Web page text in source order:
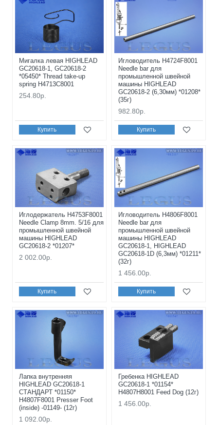
Мигалка левая HIGHLEAD
GC20618-1, GC20618-2
*05450* Thread take-up
spring H4713C8001
254.80р.
Купить
Игловодитель H4724F8001
Needle bar для
промышленной швейной
машины HIGHLEAD
GC20618-2 (6,30мм) *01208*
(35г)
982.80р.
Купить
Иглодержатель H4753F8001
Needle Clamp 8mm. 5/16 для
промышленной швейной
машины HIGHLEAD
GC20618-2 *01207*
2 002.00р.
Купить
Игловодитель H4806F8001
Needle bar для
промышленной швейной
машины HIGHLEAD
GС20618-1, HIGHLEAD
GС20618-1D (6,3мм) *01211*
(32г)
1 456.00р.
Купить
Лапка внутренняя
HIGHLEAD GC20618-1
СТАНДАРТ *01150*
H4807F8001 Presser Foot
(inside) -01149- (12г)
1 092.00р.
Гребенка HIGHLEAD
GC20618-1 *01154*
H4807H8001 Feed Dog (12г)
1 456.00р.